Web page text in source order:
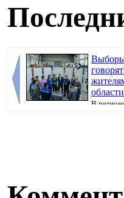
области
В